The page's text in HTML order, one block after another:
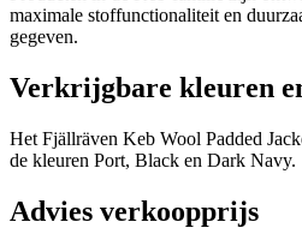
maximale stoffunctionaliteit en
gegeven.
Verkrijgbare kleuren
Het Fjällräven Keb Wool Padded
de kleuren Port, Black en Dark Navy.
Advies verkoopprijs